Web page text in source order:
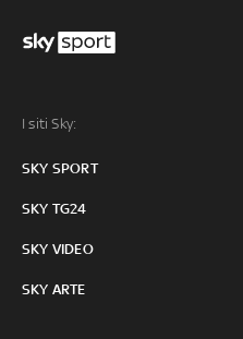
I siti Sky:
SKY SPORT
SKY TG24
SKY VIDEO
SKY ARTE